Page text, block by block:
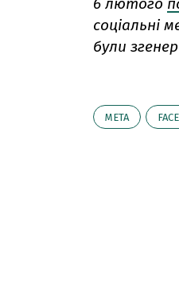
соціальні
були
META